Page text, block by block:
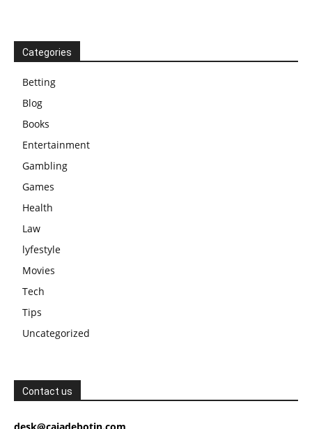
Categories
Betting
Blog
Books
Entertainment
Gambling
Games
Health
Law
lyfestyle
Movies
Tech
Tips
Uncategorized
Contact us